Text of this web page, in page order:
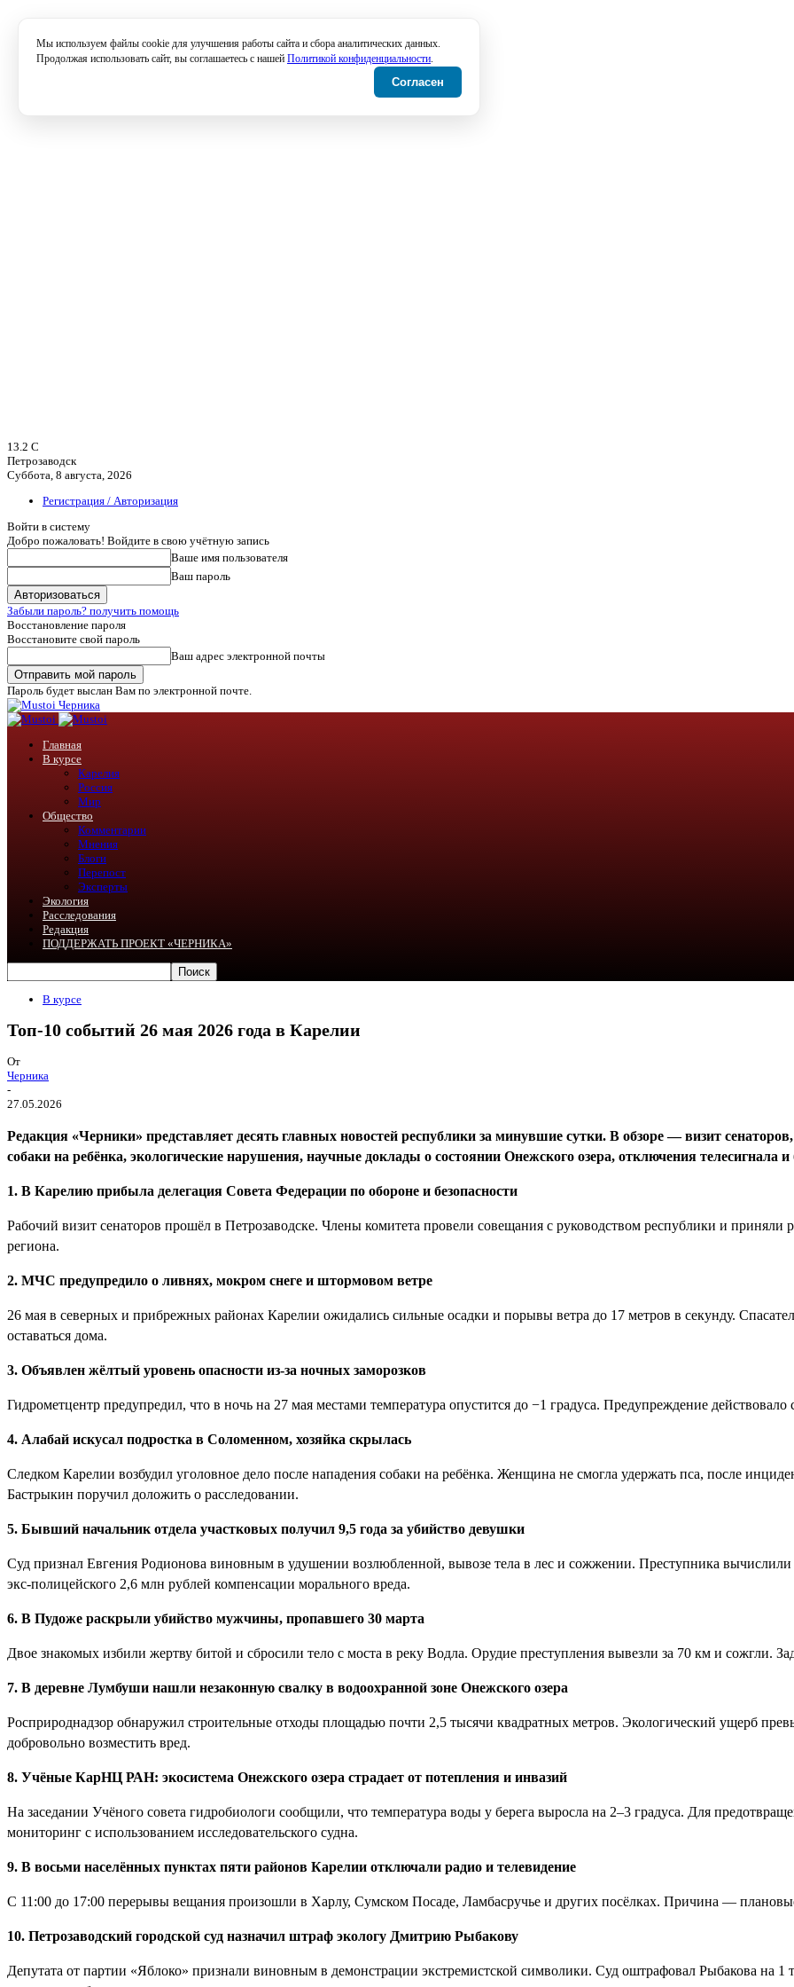
13.2 C
Петрозаводск
Суббота, 8 августа, 2026
Регистрация / Авторизация
Войти в систему
Добро пожаловать! Войдите в свою учётную запись
Ваше имя пользователя
Ваш пароль
Забыли пароль? получить помощь
Восстановление пароля
Восстановите свой пароль
Ваш адрес электронной почты
Пароль будет выслан Вам по электронной почте.
Черника
Главная
В курсе
Карелия
Россия
Мир
Общество
Комментарии
Мнения
Блоги
Перепост
Эксперты
Экология
Расследования
Редакция
ПОДДЕРЖАТЬ ПРОЕКТ «ЧЕРНИКА»
В курсе
Топ-10 событий 26 мая 2026 года в Карелии
От
Черника
-
27.05.2026
Редакция «Черники» представляет десять главных новостей республики за минувшие сутки. В обзоре — визит
собаки на ребёнка, экологические нарушения, научные доклады о состоянии Онежского озера, отключения
1. В Карелию прибыла делегация Совета Федерации по обороне и безопасности
Рабочий визит сенаторов прошёл в Петрозаводске. Члены комитета провели совещания с руководством республики и
региона.
2. МЧС предупредило о ливнях, мокром снеге и штормовом ветре
26 мая в северных и прибрежных районах Карелии ожидались сильные осадки и порывы ветра до 17 метров в секунду.
оставаться дома.
3. Объявлен жёлтый уровень опасности из-за ночных заморозков
Гидрометцентр предупредил, что в ночь на 27 мая местами температура опустится до −1 градуса. Предупреждение действовало
4. Алабай искусал подростка в Соломенном, хозяйка скрылась
Следком Карелии возбудил уголовное дело после нападения собаки на ребёнка. Женщина не смогла удержать пса, после
Бастрыкин поручил доложить о расследовании.
5. Бывший начальник отдела участковых получил 9,5 года за убийство девушки
Суд признал Евгения Родионова виновным в удушении возлюбленной, вывозе тела в лес и сожжении. Преступника вычислили
экс-полицейского 2,6 млн рублей компенсации морального вреда.
6. В Пудоже раскрыли убийство мужчины, пропавшего 30 марта
Двое знакомых избили жертву битой и сбросили тело с моста в реку Водла. Орудие преступления вывезли за 70 км и сожгли.
7. В деревне Лумбуши нашли незаконную свалку в водоохранной зоне Онежского озера
Росприроднадзор обнаружил строительные отходы площадью почти 2,5 тысячи квадратных метров. Экологический ущерб
добровольно возместить вред.
8. Учёные КарНЦ РАН: экосистема Онежского озера страдает от потепления и инвазий
На заседании Учёного совета гидробиологи сообщили, что температура воды у берега выросла на 2–3 градуса. Для
мониторинг с использованием исследовательского судна.
9. В восьми населённых пунктах пяти районов Карелии отключали радио и телевидение
С 11:00 до 17:00 перерывы вещания произошли в Харлу, Сумском Посаде, Ламбасручье и других посёлках. Причина —
10. Петрозаводский городской суд назначил штраф экологу Дмитрию Рыбакову
Депутата от партии «Яблоко» признали виновным в демонстрации экстремистской символики. Суд оштрафовал Рыбакова на
Мы используем файлы cookie для улучшения работы сайта и сбора аналитических данных.
Продолжая использовать сайт, вы соглашаетесь с нашей Политикой конфиденциальности.
Согласен